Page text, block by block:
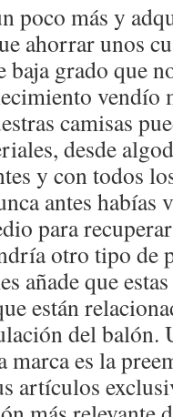
poco más y
ahorrar unos
grado que
vendío
camisas
desde
y con todos
antes habías
para
otro tipo de
añade que
están
del balón.
marca es la
artículos